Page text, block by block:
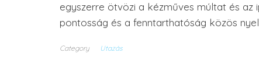
egyszerre ötvözi a kézműves múltat és az
pontosság és a fenntarthatóság közös
Category Utazás